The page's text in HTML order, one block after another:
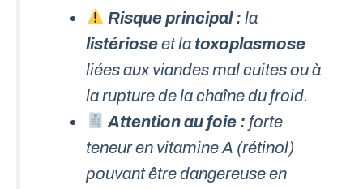
Risque principal : la
listérioseet la toxoplasmose
liées aux viandes mal cuites ou à
la rupture de la chaîne du froid.
Attention au foie : forte
teneur en vitamine A (rétinol)
pouvant être dangereuse en